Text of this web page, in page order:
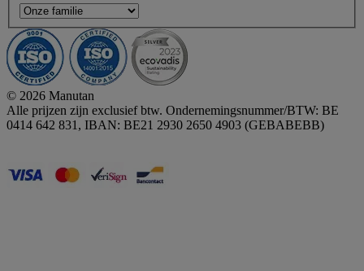
© 2026 Manutan
Alle prijzen zijn exclusief btw. Ondernemingsnummer/BTW: BE
0414 642 831, IBAN: BE21 2930 2650 4903 (GEBABEBB)